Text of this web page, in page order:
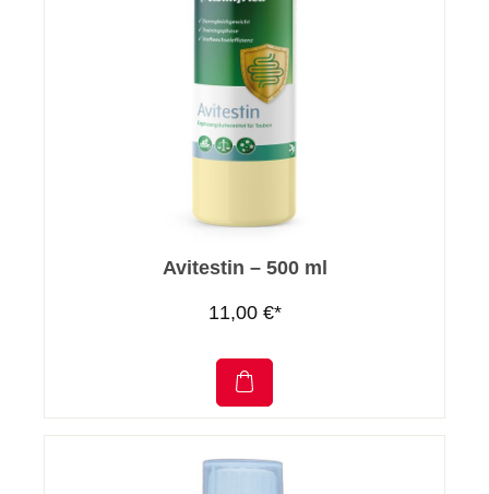
Avitestin – 500 ml
11,00 €*